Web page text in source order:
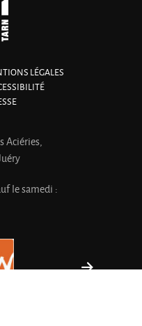
LÉGALES
Aciéries,
le samedi :